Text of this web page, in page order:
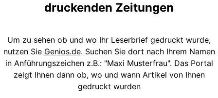
druckenden Zeitungen
Um zu sehen ob und wo Ihr Leserbrief gedruckt wurde,
nutzen Sie Genios.de. Suchen Sie dort nach Ihrem Namen
in Anführungszeichen z.B.: "Maxi Musterfrau". Das Portal
zeigt Ihnen dann ob, wo und wann Artikel von Ihnen
gedruckt wurden